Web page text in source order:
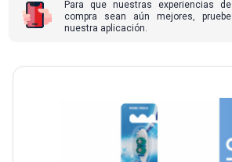
Para que nuestras experiencias de
compra sean aún mejores, pruebe
nuestra aplicación.